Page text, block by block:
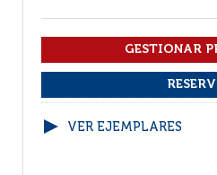
VER EJEMPLARES